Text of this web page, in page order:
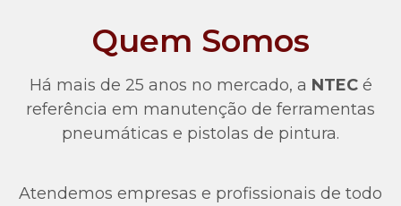
Quem Somos
Há mais de 25 anos no mercado, a NTECé
referência em manutenção de ferramentas
pneumáticas e pistolas de pintura.
Atendemos empresas e profissionais de todo